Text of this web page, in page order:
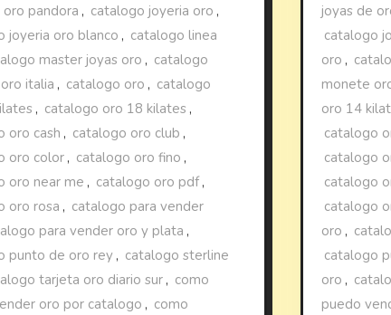
pandora , catalogo joyeria oro ,
joyeria oro blanco , catalogo linea
master joyas oro , catalogo
italia , catalogo oro , catalogo
, catalogo oro 18 kilates ,
oro cash , catalogo oro club ,
oro color , catalogo oro fino ,
oro near me , catalogo oro pdf,
oro rosa , catalogo para vender
para vender oro y plata ,
punto de oro rey, catalogo sterline
tarjeta oro diario sur , como
oro por catalogo , como
joyas de
catalogo
oro ,
monete
oro 14
catalogo
catalogo
catalogo
catalogo
oro ,
catalogo
oro ,
puedo